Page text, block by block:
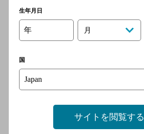
おすすめ記事
生年月日
年 月
国
サイトを閲覧する